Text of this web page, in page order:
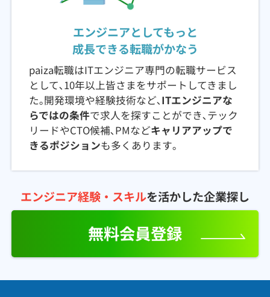
エンジニアとしてもっと
成長できる転職がかなう
paiza転職はITエンジニア専門の転職サービス
として､10年以上皆さまをサポートしてきまし
た｡開発環境や経験技術など､ITエンジニアな
らではの条件で求人を探すことができ､テック
リードやCTO候補､PMなどキャリアアップで
きるポジションも多くあります｡
エンジニア経験・スキルを活かした企業探し
無料会員登録